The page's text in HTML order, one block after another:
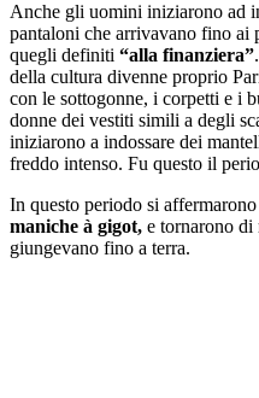
Anche gli uomini iniziarono ad
pantaloni che arrivavano fino
quegli definiti “alla finanziera”
della cultura divenne proprio
con le sottogonne, i corpetti e i
donne dei vestiti simili a degli
iniziarono a indossare dei
freddo intenso. Fu questo il
In questo periodo si
maniche à gigot, e tornarono
giungevano fino a terra.